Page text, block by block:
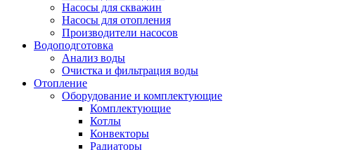
Насосы для скважин
Насосы для отопления
Производители насосов
Водоподготовка
Анализ воды
Очистка и фильтрация воды
Отопление
Оборудование и комплектующие
Комплектующие
Котлы
Конвекторы
Радиаторы